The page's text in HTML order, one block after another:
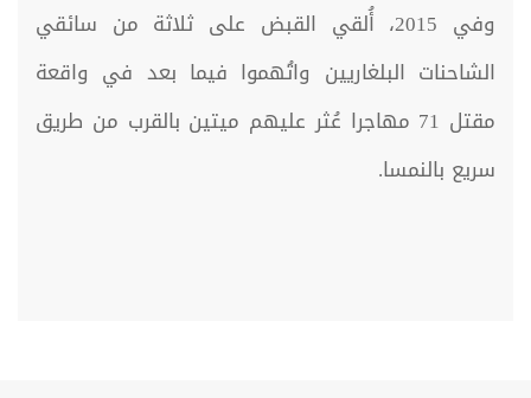
وفي 2015، أُلقي القبض على ثلاثة من سائقي
الشاحنات البلغاريين واتُهموا فيما بعد في واقعة
مقتل 71 مهاجرا عُثر عليهم ميتين بالقرب من طريق
سريع بالنمسا.